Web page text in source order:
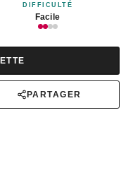
DIFFICULTÉ
Facile
PARTAGER